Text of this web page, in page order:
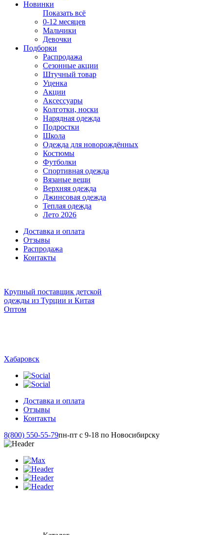
Новинки
Показать всё
0-12 месяцев
Мальчики
Девочки
Подборки
Распродажа
Сезонные акции
Штучный товар
Уценка
Акции
Аксессуары
Колготки, носки
Нарядная одежда
Подростки
Школа
Одежда для новорождённых
Костюмы
Футболки
Спортивная одежда
Вязаные вещи
Верхняя одежда
Джинсовая одежда
Теплая одежда
Лето 2026
Доставка и оплата
Отзывы
Распродажа
Контакты
Крупный поставщик детской
одежды из Турции и Китая
Оптом
Хабаровск
Доставка и оплата
Отзывы
Контакты
8(800) 550-55-79пн-пт с 9-18 по Новосибирску